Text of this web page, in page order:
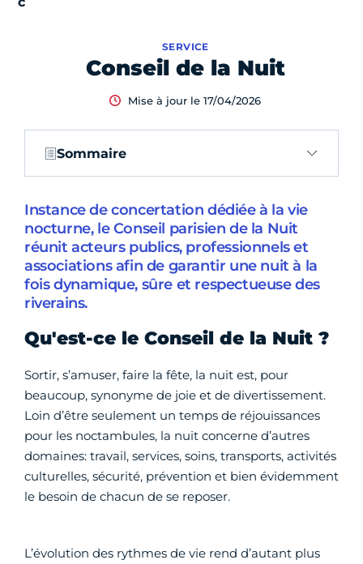
Conseil de la Nuit
SERVICE
Mise à jour le 17/04/2026
Sommaire
Instance de concertation dédiée à la vie
nocturne, le Conseil parisien de la Nuit
réunit acteurs publics, professionnels et
associations afin de garantir une nuit à la
fois dynamique, sûre et respectueuse des
riverains.
Qu'est-ce le Conseil de la Nuit ?
Sortir, s’amuser, faire la fête, la nuit est, pour
beaucoup, synonyme de joie et de divertissement.
Loin d’être seulement un temps de réjouissances
pour les noctambules, la nuit concerne d’autres
domaines: travail, services, soins, transports, activités
culturelles, sécurité, prévention et bien évidemment
le besoin de chacun de se reposer.
L’évolution des rythmes de vie rend d’autant plus